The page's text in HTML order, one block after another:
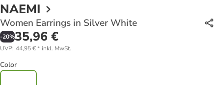
NAEMI
Women Earrings in Silver White
-20%35,96 €
UVP: 44,95 €* inkl. MwSt.
Color